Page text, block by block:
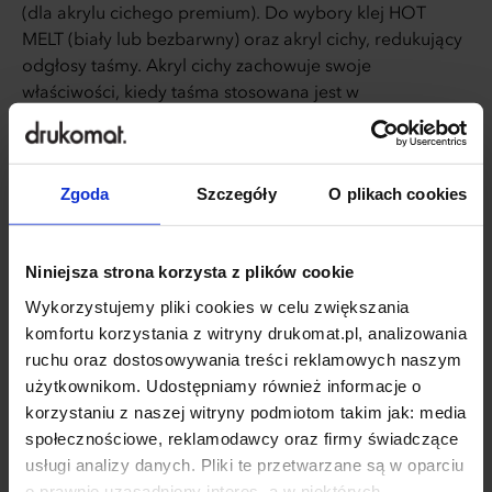
Zgoda Szczegóły O plikach cookies
Niniejsza strona korzysta z plików cookie
Wykorzystujemy pliki cookies w celu zwiększania
komfortu korzystania z witryny drukomat.pl, analizowania
ruchu oraz dostosowywania treści reklamowych naszym
użytkownikom. Udostępniamy również informacje o
korzystaniu z naszej witryny podmiotom takim jak: media
społecznościowe, reklamodawcy oraz firmy świadczące
usługi analizy danych. Pliki te przetwarzane są w oparciu
(dla akrylu cichego premium). Do wybory klej HOT
MELT (biały lub bezbarwny) oraz akryl cichy, redukujący
odgłosy taśmy. Akryl cichy zachowuje swoje
właściwości, kiedy taśma stosowana jest w
temperaturze pokojowej. Jeśli produkt będzie
wychłodzony, efekt bezdźwięcznego odklejania może
przyczepność. Nadruk 1-3 kolorami Pantone lub w 4
kolorach CMYK w technologii fleksodruku zapewnia
lub oznaczenia ostrzegawcze. Taśma jest idealna dla
sklepów internetowych, magazynów i logistyki.
Przygotuj grafikę zgodnie z wytycznymi i ciesz się z
produktu, który łączy funkcjonalność z promowaniem
marki.
REKOMENDOWANE DLA:
e-commerce marketing eventy i rozrywka
edukacja i szkolenia